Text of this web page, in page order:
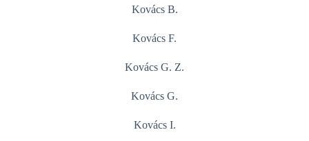
Kovács B.
Kovács F.
Kovács G. Z.
Kovács G.
Kovács I.